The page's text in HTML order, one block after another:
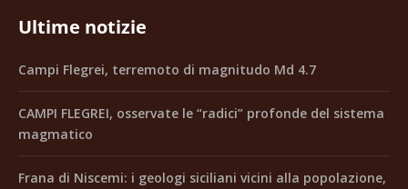
Ultime notizie
Campi Flegrei, terremoto di magnitudo Md 4.7
CAMPI FLEGREI, osservate le “radici” profonde del sistema
magmatico
Frana di Niscemi: i geologi siciliani vicini alla popolazione,